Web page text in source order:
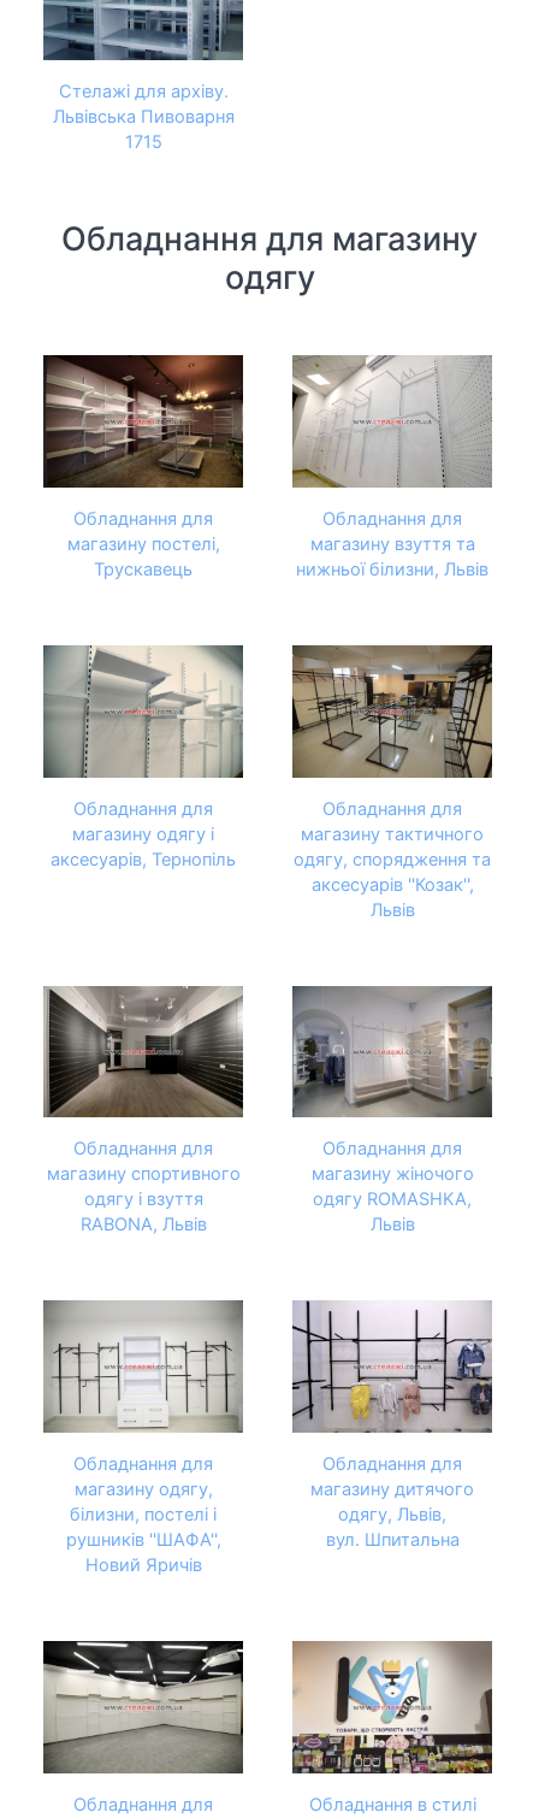
Стелажі для архіву.
Львівська Пивоварня
1715
Обладнання для магазину
одягу
Обладнання для
магазину постелі,
Трускавець
Обладнання для
магазину взуття та
нижньої білизни, Львів
Обладнання для
магазину одягу і
аксесуарів, Тернопіль
Обладнання для
магазину тактичного
одягу, спорядження та
аксесуарів ''Козак'',
Львів
Обладнання для
магазину спортивного
одягу і взуття
RABONA, Львів
Обладнання для
магазину жіночого
одягу ROMASHKA,
Львів
Обладнання для
магазину одягу,
білизни, постелі і
рушників ''ШАФА'',
Новий Яричів
Обладнання для
магазину дитячого
одягу, Львів,
вул. Шпитальна
Обладнання для
Обладнання в стилі